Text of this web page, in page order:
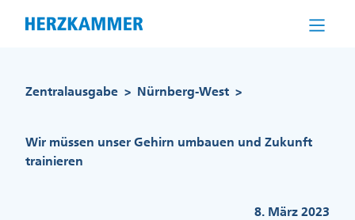
Zentralausgabe > Nürnberg-West >
Wir müssen unser Gehirn umbauen und Zukunft
trainieren
8. März 2023